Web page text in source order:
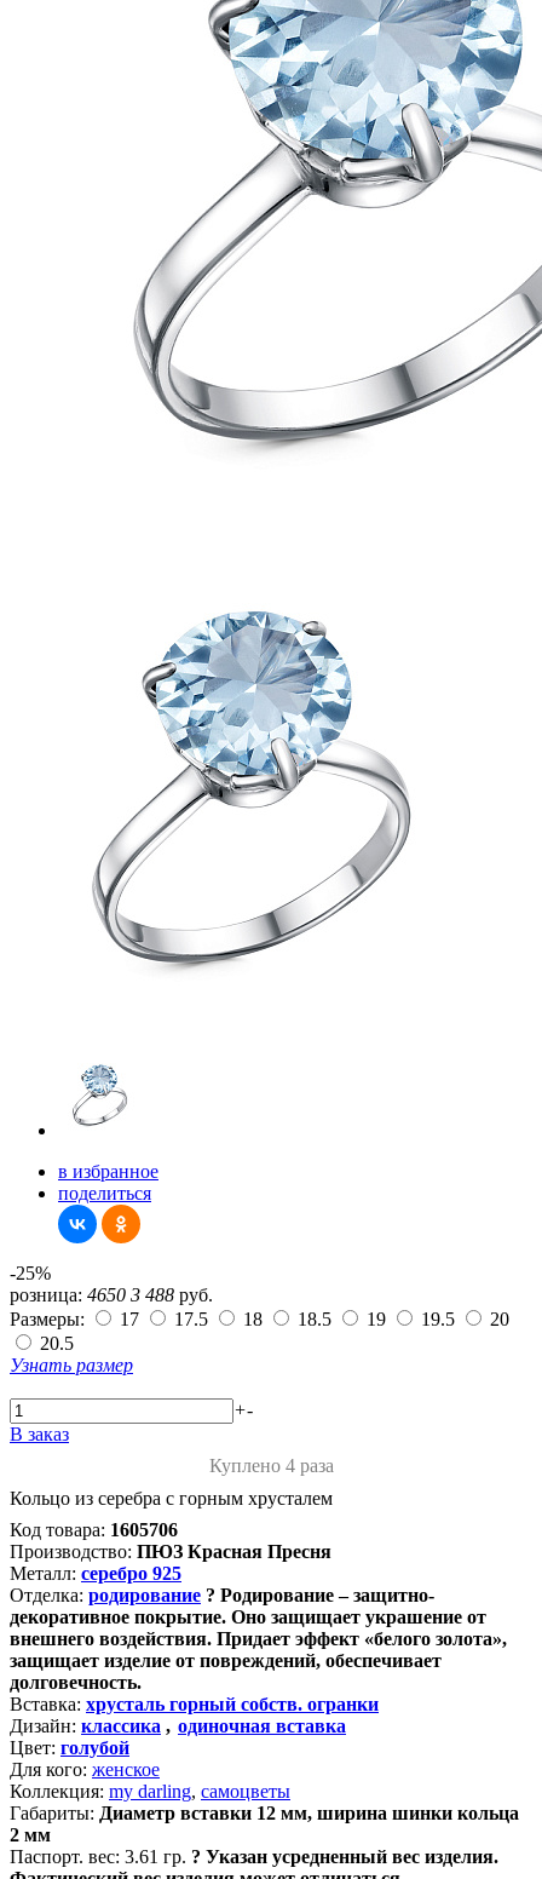
в избранное
поделиться
-25%
розница: 4650 3 488 руб.
Размеры:
17 17.5 18 18.5 19 19.5
20
20.5
Узнать размер
+-
В заказ
Куплено 4 раза
Кольцо из серебра с горным хрусталем
Код товара: 1605706
Производство: ПЮЗ Красная Пресня
Металл: серебро 925
Отделка: родирование ? Родирование – защитно-
декоративное покрытие. Оно защищает украшение от
внешнего воздействия. Придает эффект «белого золота»,
защищает изделие от повреждений, обеспечивает
долговечность.
Вставка: хрусталь горный собств. огранки
Дизайн: классика , одиночная вставка
Цвет: голубой
Для кого: женское
Коллекция: my darling, самоцветы
Габариты: Диаметр вставки 12 мм, ширина шинки кольца
2 мм
Паспорт. вес: 3.61 гр. ? Указан усредненный вес изделия.